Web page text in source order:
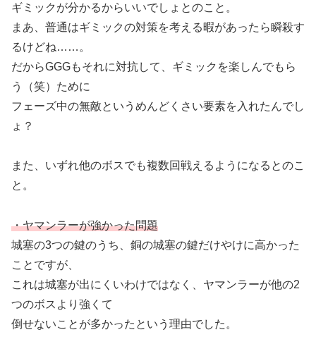
ギミックが分かるからいいでしょとのこと。
まあ、普通はギミックの対策を考える暇があったら瞬殺す
るけどね……。
だからGGGもそれに対抗して、ギミックを楽しんでもら
う（笑）ために
フェーズ中の無敵というめんどくさい要素を入れたんでし
ょ？
また、いずれ他のボスでも複数回戦えるようになるとのこ
と。
・ヤマンラーが強かった問題
城塞の3つの鍵のうち、銅の城塞の鍵だけやけに高かった
ことですが、
これは城塞が出にくいわけではなく、ヤマンラーが他の2
つのボスより強くて
倒せないことが多かったという理由でした。